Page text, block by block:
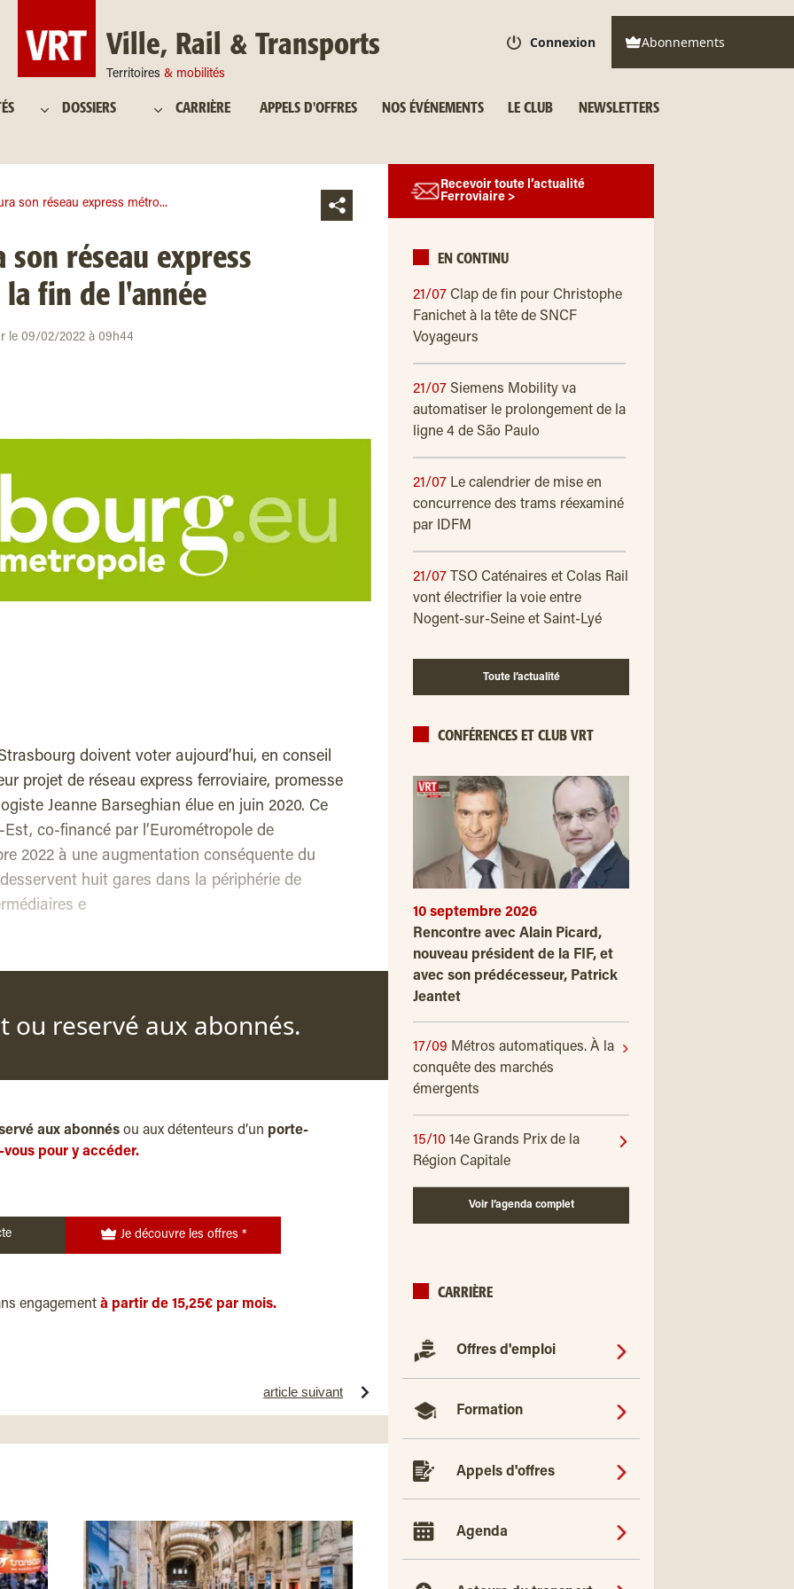
Ville, Rail & Transports
Territoires & mobilités
Connexion Abonnements
DOSSIERS CARRIÈRE APPELS D'OFFRES NOS ÉVÉNEMENTS LE CLUB NEWSLETTERS
son réseau express métro...
réseau express
fin de l'année
le 09/02/2022 à 09h44
doivent voter aujourd’hui, en conseil
projet de réseau express ferroviaire, promesse
Jeanne Barseghian élue en juin 2020. Ce
co-financé par l’Eurométropole de
2022 à une augmentation conséquente du
huit gares dans la périphérie de
e
ou reservé aux abonnés.
aux abonnés ou aux détenteurs d’un porte-
pour y accéder.
Je découvre les offres *
engagement à partir de 15,25€ par mois.
article suivant
Recevoir toute l’actualité
Ferroviaire >
EN CONTINU
21/07 Clap de fin pour Christophe
Fanichet à la tête de SNCF
Voyageurs
21/07 Siemens Mobility va
automatiser le prolongement de la
ligne 4 de São Paulo
21/07 Le calendrier de mise en
concurrence des trams réexaminé
par IDFM
21/07
TSO Caténaires et Colas Rail
vont électrifier la voie entre
Nogent-sur-Seine et Saint-Lyé
Toute l’actualité
CONFÉRENCES ET CLUB VRT
10 septembre 2026
Rencontre avec Alain Picard,
nouveau président de la FIF, et
avec son prédécesseur, Patrick
Jeantet
17/09 Métros automatiques. À la
conquête des marchés
émergents
15/10 14e Grands Prix de la
Région Capitale
Voir l’agenda complet
CARRIÈRE
Offres d'emploi
Formation
Appels d'offres
Agenda